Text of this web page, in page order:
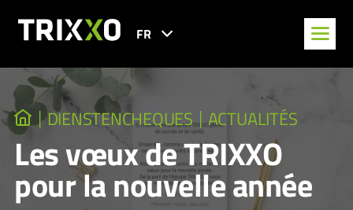
FR
DIENSTENCHEQUES ACTUALITÉS
Les vœux de TRIXXO
pour la nouvelle année